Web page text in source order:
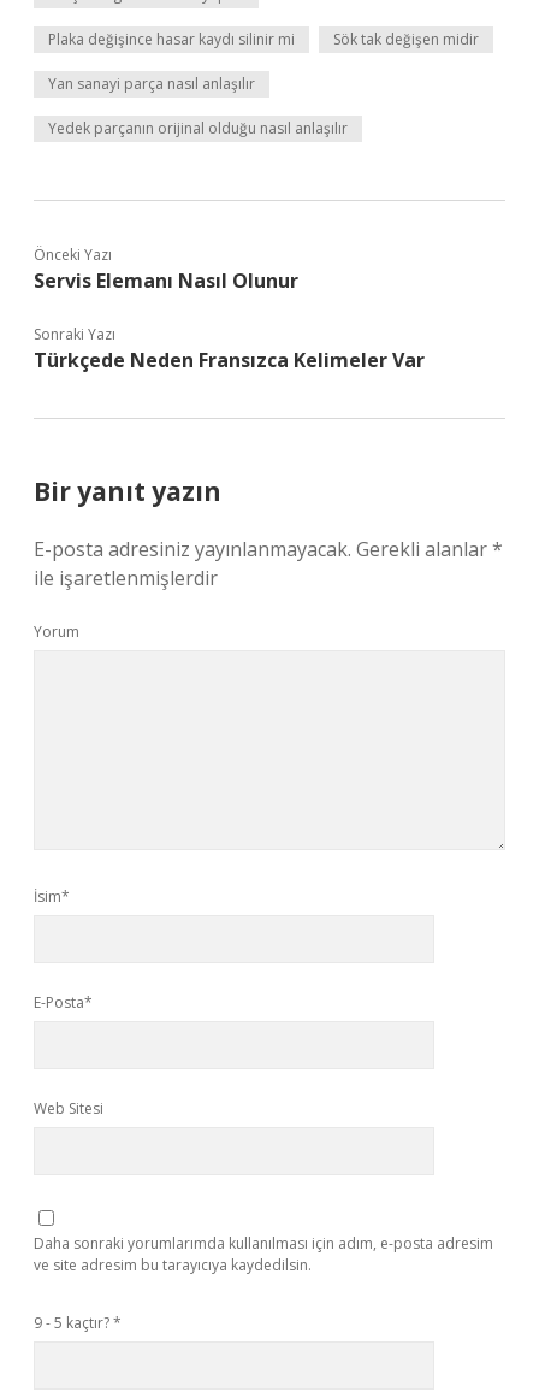
Plaka değişince hasar kaydı silinir mi Sök tak değişen midir
Yan sanayi parça nasıl anlaşılır
Yedek parçanın orijinal olduğu nasıl anlaşılır
Önceki Yazı
Servis Elemanı Nasıl Olunur
Sonraki Yazı
Türkçede Neden Fransızca Kelimeler Var
Bir yanıt yazın
E-posta adresiniz yayınlanmayacak. Gerekli alanlar*
ile işaretlenmişlerdir
Yorum
İsim*
E-Posta*
Web Sitesi
Daha sonraki yorumlarımda kullanılması için adım, e-posta adresim
ve site adresim bu tarayıcıya kaydedilsin.
9 - 5 kaçtır?*